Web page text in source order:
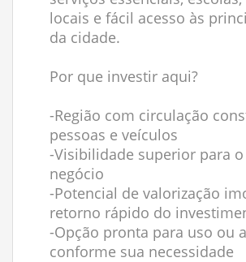
locais e fácil acesso às
da cidade.
Por que investir aqui?
-Região com circulação
pessoas e veículos
-Visibilidade superior para o
negócio
-Potencial de valorização
retorno rápido do
-Opção pronta para uso ou
conforme sua necessidade